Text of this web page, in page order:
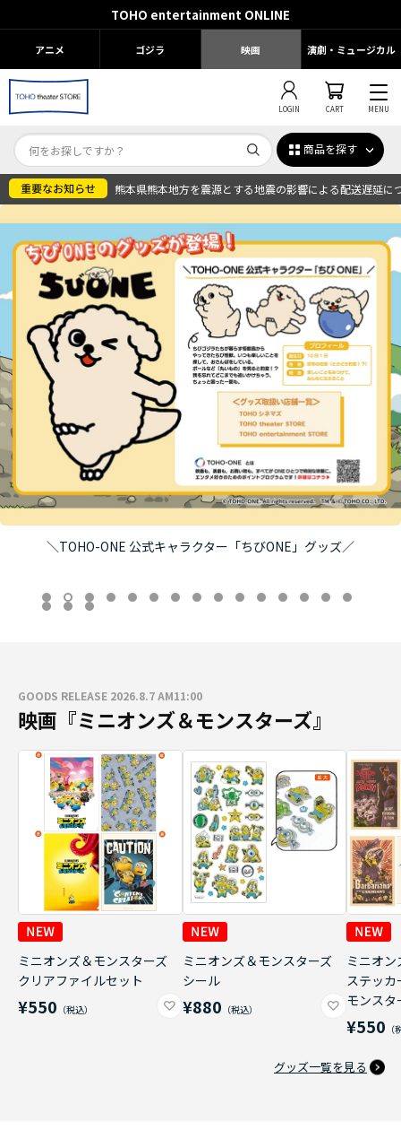
TOHO entertainment ONLINE
アニメ ゴジラ 映画 演劇・ミュージカル
LOGIN CART MENU
商品を探す
熊本県熊本地方を震源とする地震の影響による配送遅延に
＼TOHO-ONE 公式キャラクター「ちびONE」グッズ／
GOODS RELEASE 2026.8.7 AM11:00
映画『ミニオンズ＆モンスターズ』
ミニオンズ＆モンスターズ
クリアファイルセット
¥550
ミニオンズ＆モンスターズ
シール
¥880
ミニオ
ステッ
モンスタ
¥550
グッズ一覧を見る